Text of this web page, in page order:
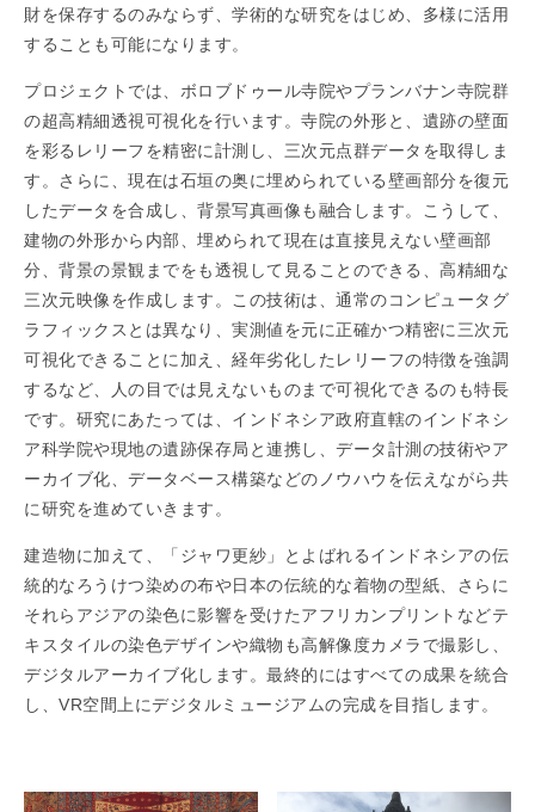
財を保存するのみならず、学術的な研究をはじめ、多様に活用
することも可能になります。
プロジェクトでは、ボロブドゥール寺院やプランバナン寺院群
の超高精細透視可視化を行います。寺院の外形と、遺跡の壁面
を彩るレリーフを精密に計測し、三次元点群データを取得しま
す。さらに、現在は石垣の奥に埋められている壁画部分を復元
したデータを合成し、背景写真画像も融合します。こうして、
建物の外形から内部、埋められて現在は直接見えない壁画部
分、背景の景観までをも透視して見ることのできる、高精細な
三次元映像を作成します。この技術は、通常のコンピュータグ
ラフィックスとは異なり、実測値を元に正確かつ精密に三次元
可視化できることに加え、経年劣化したレリーフの特徴を強調
するなど、人の目では見えないものまで可視化できるのも特長
です。研究にあたっては、インドネシア政府直轄のインドネシ
ア科学院や現地の遺跡保存局と連携し、データ計測の技術やア
ーカイブ化、データベース構築などのノウハウを伝えながら共
に研究を進めていきます。
建造物に加えて、「ジャワ更紗」とよばれるインドネシアの伝
統的なろうけつ染めの布や日本の伝統的な着物の型紙、さらに
それらアジアの染色に影響を受けたアフリカンプリントなどテ
キスタイルの染色デザインや織物も高解像度カメラで撮影し、
デジタルアーカイブ化します。最終的にはすべての成果を統合
し、VR空間上にデジタルミュージアムの完成を目指します。